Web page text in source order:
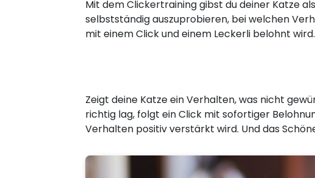
Mit dem Clickertraining gibst du deiner Katze
selbstständig auszuprobieren, bei welchen
mit einem Click und einem Leckerli belohnt wird.
Zeigt deine Katze ein Verhalten, was nicht
richtig lag, folgt ein Click mit sofortiger
Verhalten positiv verstärkt wird. Und das